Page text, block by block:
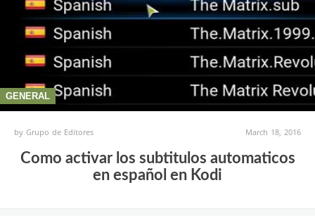
GENERAL
byGrupo de Editores March 18, 2016
Como activar los subtitulos automaticos
en español en Kodi